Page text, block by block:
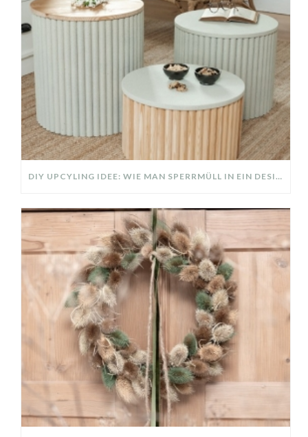
DIY UPCYLING IDEE: WIE MAN SPERRMÜLL IN EIN DESIGNER TEIL VERWANDELT